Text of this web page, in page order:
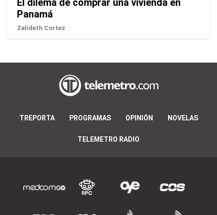
El dilema de comprar una vivienda en
Panamá
Zelideth Cortez
TREPORTA PROGRAMAS OPINIÓN NOVELAS
TELEMETRO RADIO